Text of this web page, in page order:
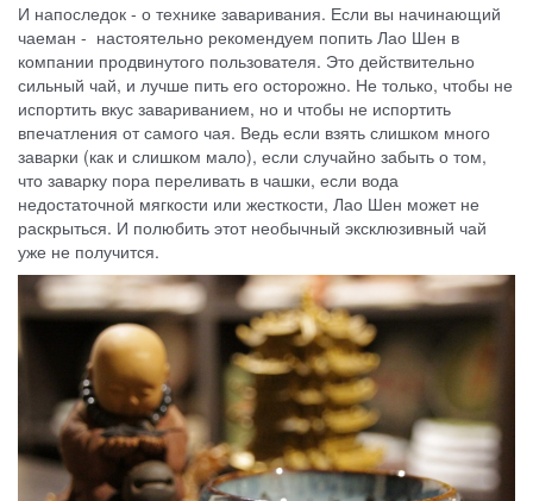
И напоследок - о технике заваривания. Если вы начинающий
чаеман - настоятельно рекомендуем попить Лао Шен в
компании продвинутого пользователя. Это действительно
сильный чай, и лучше пить его осторожно. Не только, чтобы не
испортить вкус завариванием, но и чтобы не испортить
впечатления от самого чая. Ведь если взять слишком много
заварки (как и слишком мало), если случайно забыть о том,
что заварку пора переливать в чашки, если вода
недостаточной мягкости или жесткости, Лао Шен может не
раскрыться. И полюбить этот необычный эксклюзивный чай
уже не получится.